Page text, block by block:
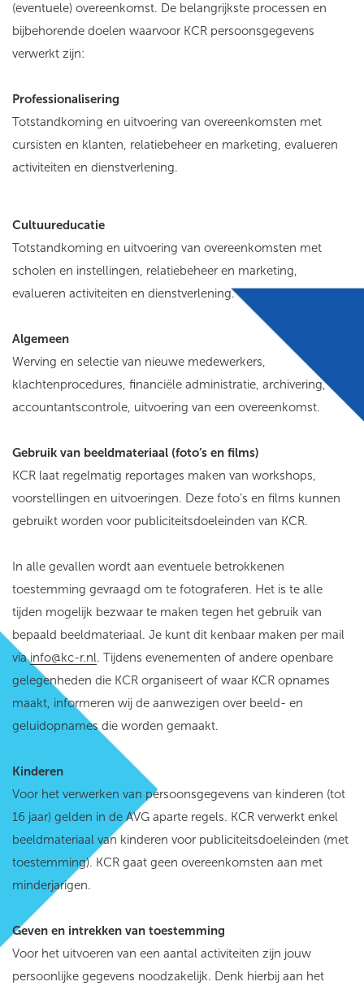
(eventuele) overeenkomst. De belangrijkste processen en
bijbehorende doelen waarvoor KCR persoonsgegevens
verwerkt zijn:
Professionalisering
Totstandkoming en uitvoering van overeenkomsten met
cursisten en klanten, relatiebeheer en marketing, evalueren
activiteiten en dienstverlening.
Cultuureducatie
Totstandkoming en uitvoering van overeenkomsten met
scholen en instellingen, relatiebeheer en marketing,
evalueren activiteiten en dienstverlening.
Algemeen
Werving en selectie van nieuwe medewerkers,
klachtenprocedures, financiële administratie, archivering,
accountantscontrole, uitvoering van een overeenkomst.
Gebruik van beeldmateriaal (foto’s en films)
KCR laat regelmatig reportages maken van workshops,
voorstellingen en uitvoeringen. Deze foto’s en films kunnen
gebruikt worden voor publiciteitsdoeleinden van KCR.
In alle gevallen wordt aan eventuele betrokkenen
toestemming gevraagd om te fotograferen. Het is te alle
tijden mogelijk bezwaar te maken tegen het gebruik van
bepaald beeldmateriaal. Je kunt dit kenbaar maken per mail
viainfo@kc-r.nl. Tijdens evenementen of andere openbare
gelegenheden die KCR organiseert of waar KCR opnames
maakt, informeren wij de aanwezigen over beeld- en
geluidopnames die worden gemaakt.
Kinderen
Voor het verwerken van persoonsgegevens van kinderen (tot
16 jaar) gelden in de AVG aparte regels. KCR verwerkt enkel
beeldmateriaal van kinderen voor publiciteitsdoeleinden (met
toestemming). KCR gaat geen overeenkomsten aan met
minderjarigen.
Geven en intrekken van toestemming
Voor het uitvoeren van een aantal activiteiten zijn jouw
persoonlijke gegevens noodzakelijk. Denk hierbij aan het